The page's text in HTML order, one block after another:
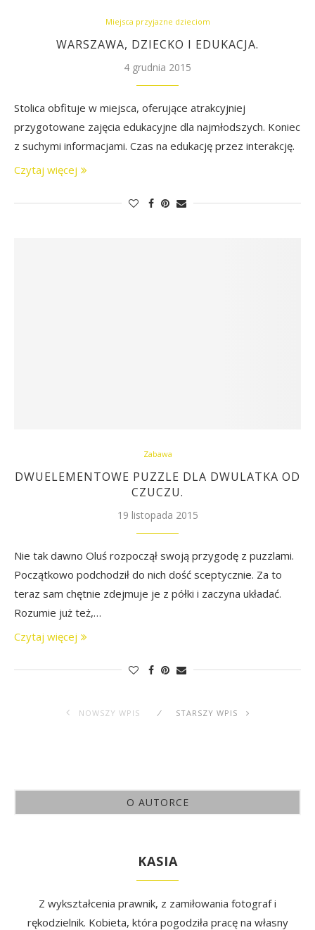
Miejsca przyjazne dzieciom
WARSZAWA, DZIECKO I EDUKACJA.
4 grudnia 2015
Stolica obfituje w miejsca, oferujące atrakcyjniej
przygotowane zajęcia edukacyjne dla najmłodszych. Koniec
z suchymi informacjami. Czas na edukację przez interakcję.
Czytaj więcej
Zabawa
DWUELEMENTOWE PUZZLE DLA DWULATKA OD
CZUCZU.
19 listopada 2015
Nie tak dawno Oluś rozpoczął swoją przygodę z puzzlami.
Początkowo podchodził do nich dość sceptycznie. Za to
teraz sam chętnie zdejmuje je z półki i zaczyna układać.
Rozumie już też,…
Czytaj więcej
NOWSZY WPIS STARSZY WPIS
O AUTORCE
KASIA
Z wykształcenia prawnik, z zamiłowania fotograf i
rękodzielnik. Kobieta, która pogodziła pracę na własny